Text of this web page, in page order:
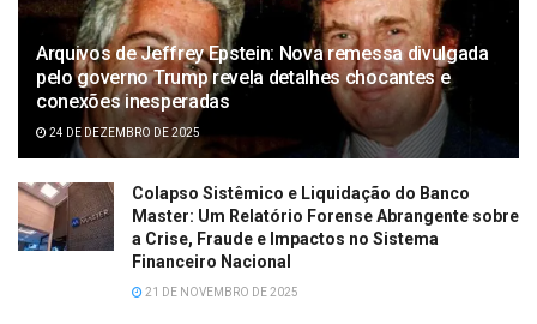
Arquivos de Jeffrey Epstein: Nova remessa divulgada
pelo governo Trump revela detalhes chocantes e
conexões inesperadas
24 DE DEZEMBRO DE 2025
Colapso Sistêmico e Liquidação do Banco
Master: Um Relatório Forense Abrangente sobre
a Crise, Fraude e Impactos no Sistema
Financeiro Nacional
21 DE NOVEMBRO DE 2025